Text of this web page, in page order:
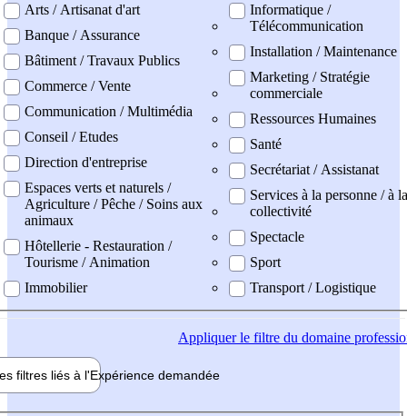
Arts / Artisanat d'art
Banque / Assurance
Bâtiment / Travaux Publics
Commerce / Vente
Communication / Multimédia
Conseil / Etudes
Direction d'entreprise
Espaces verts et naturels /
Agriculture / Pêche / Soins aux
animaux
Hôtellerie - Restauration /
Tourisme / Animation
Immobilier
Informatique /
Télécommunication
Installation / Maintenance
Marketing / Stratégie
commerciale
Ressources Humaines
Santé
Secrétariat / Assistanat
Services à la personne / à la
collectivité
Spectacle
Sport
Transport / Logistique
Appliquerle filtre du domaine
filtres liés à l'Expérience demandée